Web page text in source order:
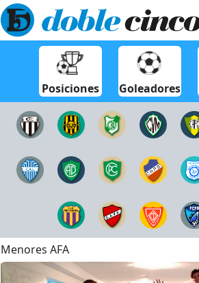
Posiciones Goleadores
Menores AFA